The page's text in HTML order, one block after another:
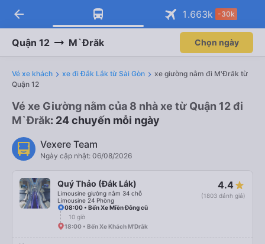
Tải app Vexere ngay!
Nhận ưu đãi thành viên độc
Mở app
Tải app Vexere
-30k/ghế khi đặt vé máy bay qua
Mở app
arrow_back 1.663k -30k
Quận 12 M`Đrăk Chọn ngày
Vé xe khách xe đi Đắk Lắk từ Sài Gòn
xe giường nằm đi M'Đrăk từ
Quận 12
Vé xe Giường nằm của 8 nhà xe từ Quận 12 đi
M`Đrăk: 24 chuyến mỗi ngày
Vexere Team
Ngày cập nhật: 06/08/2026
Quý Thảo (Đắk Lắk)
Limousine giường nằm 34 chỗ
Limousine 24 Phòng
4.4
(1803 đánh giá)
08:00 • Bến Xe Miền Đông cũ
10 giờ
18:00 • Bến Xe Khách M'Drắk